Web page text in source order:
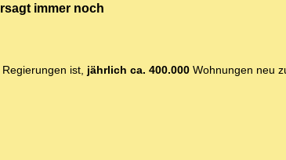
immer noch
ist, jährlich ca. 400.000 Wohnungen neu